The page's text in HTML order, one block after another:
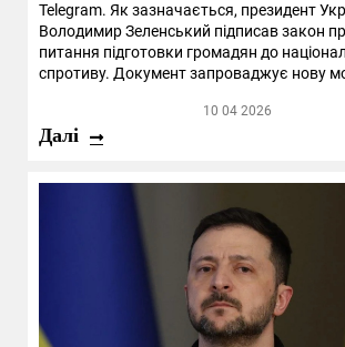
Telegram. Як зазначається, президент
Володимир Зеленський підписав закон
питання підготовки громадян до
спротиву. Документ запроваджує нову
10 04 2026
Далі